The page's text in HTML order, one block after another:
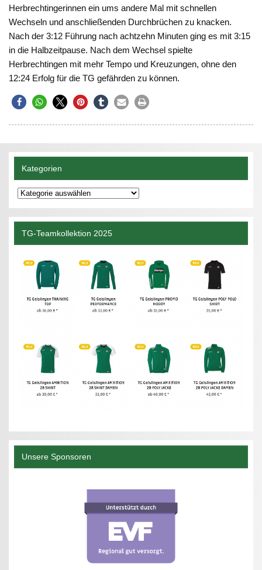
Herbrechtingerinnen ein ums andere Mal mit schnellen
Wechseln und anschließenden Durchbrüchen zu knacken.
Nach der 3:12 Führung nach achtzehn Minuten ging es mit 3:15
in die Halbzeitpause. Nach dem Wechsel spielte
Herbrechtingen mit mehr Tempo und Kreuzungen, ohne den
12:24 Erfolg für die TG gefährden zu können.
Kategorien
Kategorien
TG-Teamkollektion 2025
Unsere Sponsoren